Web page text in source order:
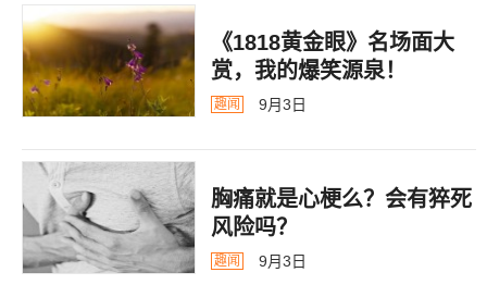
《1818黄金眼》名场面大
赏，我的爆笑源泉！
趣闻 9月3日
胸痛就是心梗么？会有猝死
风险吗？
趣闻 9月3日